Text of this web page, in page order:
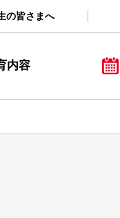
の皆さまへ
内容